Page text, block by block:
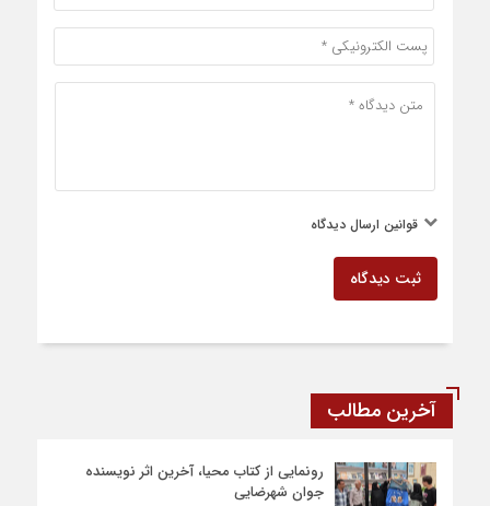
قوانین ارسال دیدگاه
ثبت دیدگاه
آخرین مطالب
رونمایی از کتاب محیا، آخرین اثر نویسنده
جوان شهرضایی